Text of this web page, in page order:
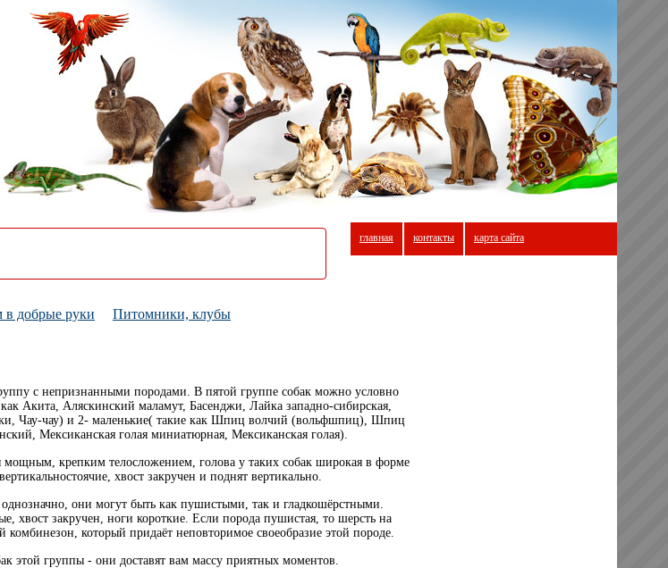
главная контакты карта сайта
в добрые руки Питомники, клубы
с непризнанными породами. В пятой группе собак можно условно
Акита, Аляскинский маламут, Басенджи, Лайка западно-сибирская,
Чау-чау) и 2- маленькие( такие как Шпиц волчий (вольфшпиц), Шпиц
Мексиканская голая миниатюрная, Мексиканская голая).
мощным, крепким телосложением, голова у таких собак широкая в форме
хвост закручен и поднят вертикально.
они могут быть как пушистыми, так и гладкошёрстными.
хвост закручен, ноги короткие. Если порода пушистая, то шерсть на
комбинезон, который придаёт неповторимое своеобразие этой породе.
этой группы - они доставят вам массу приятных моментов.